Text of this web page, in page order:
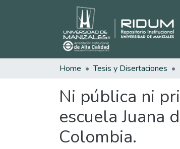
Home Tesis y Disertaciones
Ni pública ni
escuela Juana
Colombia.